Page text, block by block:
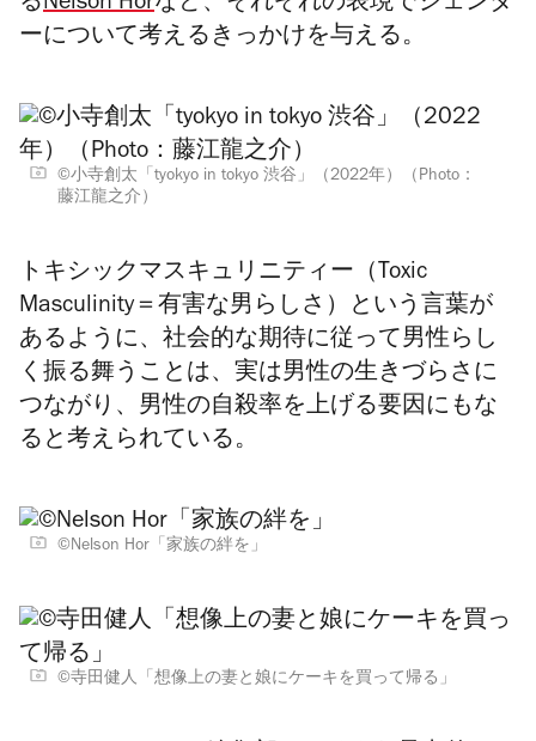
るNelson Horなど、それぞれの表現でジェンダ
ーについて考えるきっかけを与える。
©︎小寺創太「tyokyo in tokyo 渋谷」（2022年）（Photo：
藤江龍之介）
トキシックマスキュリニティー（Toxic
Masculinity＝有害な男らしさ）という言葉が
あるように、社会的な期待に従って男性らし
く振る舞うことは、実は男性の生きづらさに
つながり、男性の自殺率を上げる要因にもな
ると考えられている。
©︎Nelson Hor「家族の絆を」
©︎寺田健人「想像上の妻と娘にケーキを買って帰る」